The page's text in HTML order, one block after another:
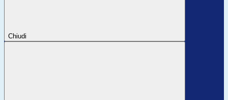
Chiudi